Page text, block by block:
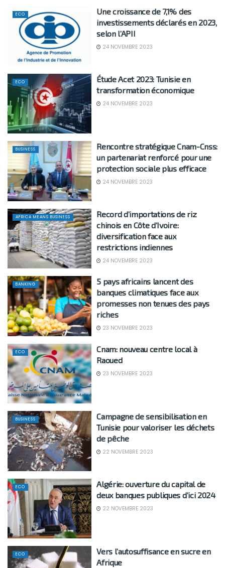
ECO
Une croissance de 7,1% des
investissements déclarés en 2023,
selon l’APII
24 NOVEMBRE 2023
ECO
Étude Acet 2023: Tunisie en
transformation économique
24 NOVEMBRE 2023
BUSINESS
Rencontre stratégique Cnam-Cnss:
un partenariat renforcé pour une
protection sociale plus efficace
24 NOVEMBRE 2023
AFRICA MEANS BUSINESS
Record d’importations de riz
chinois en Côte d’Ivoire:
diversification face aux
restrictions indiennes
24 NOVEMBRE 2023
BANKING
5 pays africains lancent des
banques climatiques face aux
promesses non tenues des pays
riches
23 NOVEMBRE 2023
ECO
Cnam: nouveau centre local à
Raoued
23 NOVEMBRE 2023
BUSINESS
Campagne de sensibilisation en
Tunisie pour valoriser les déchets
de pêche
22 NOVEMBRE 2023
ECO
Algérie: ouverture du capital de
deux banques publiques d’ici 2024
22 NOVEMBRE 2023
ECO
Vers l’autosuffisance en sucre en
Afrique